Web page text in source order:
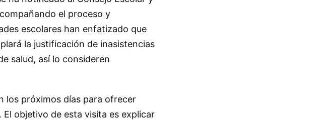
el proceso y
escolares han enfatizado que
la justificación de inasistencias
salud, así lo consideren
los próximos días para ofrecer
objetivo de esta visita es explicar